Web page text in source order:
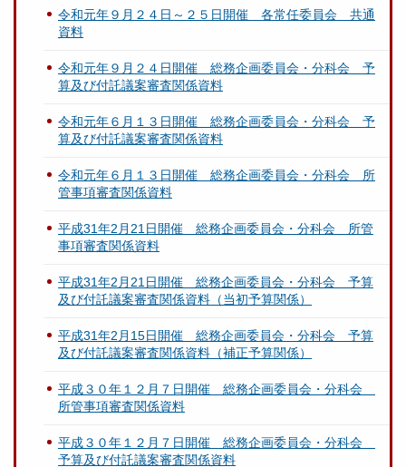
令和元年９月２４日～２５日開催 各常任委員会 共通
資料
令和元年９月２４日開催 総務企画委員会・分科会 予
算及び付託議案審査関係資料
令和元年６月１３日開催 総務企画委員会・分科会 予
算及び付託議案審査関係資料
令和元年６月１３日開催 総務企画委員会・分科会 所
管事項審査関係資料
平成31年2月21日開催 総務企画委員会・分科会 所管
事項審査関係資料
平成31年2月21日開催 総務企画委員会・分科会 予算
及び付託議案審査関係資料（当初予算関係）
平成31年2月15日開催 総務企画委員会・分科会 予算
及び付託議案審査関係資料（補正予算関係）
平成３０年１２月７日開催 総務企画委員会・分科会
所管事項審査関係資料
平成３０年１２月７日開催 総務企画委員会・分科会
予算及び付託議案審査関係資料